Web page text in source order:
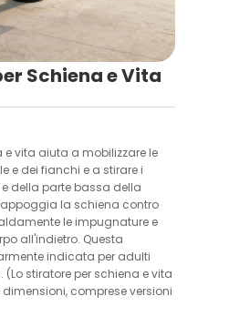
Schiena e Vita
e vita aiuta a mobilizzare le
e dei fianchi e a stirare i
della parte bassa della
appoggia la schiena contro
le impugnature e
all'indietro. Questa
indicata per adulti
stiratore per schiena e vita
comprese versioni